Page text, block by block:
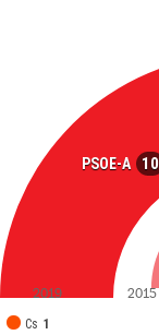
PSOE-A 10
Cs 1
2019 2015